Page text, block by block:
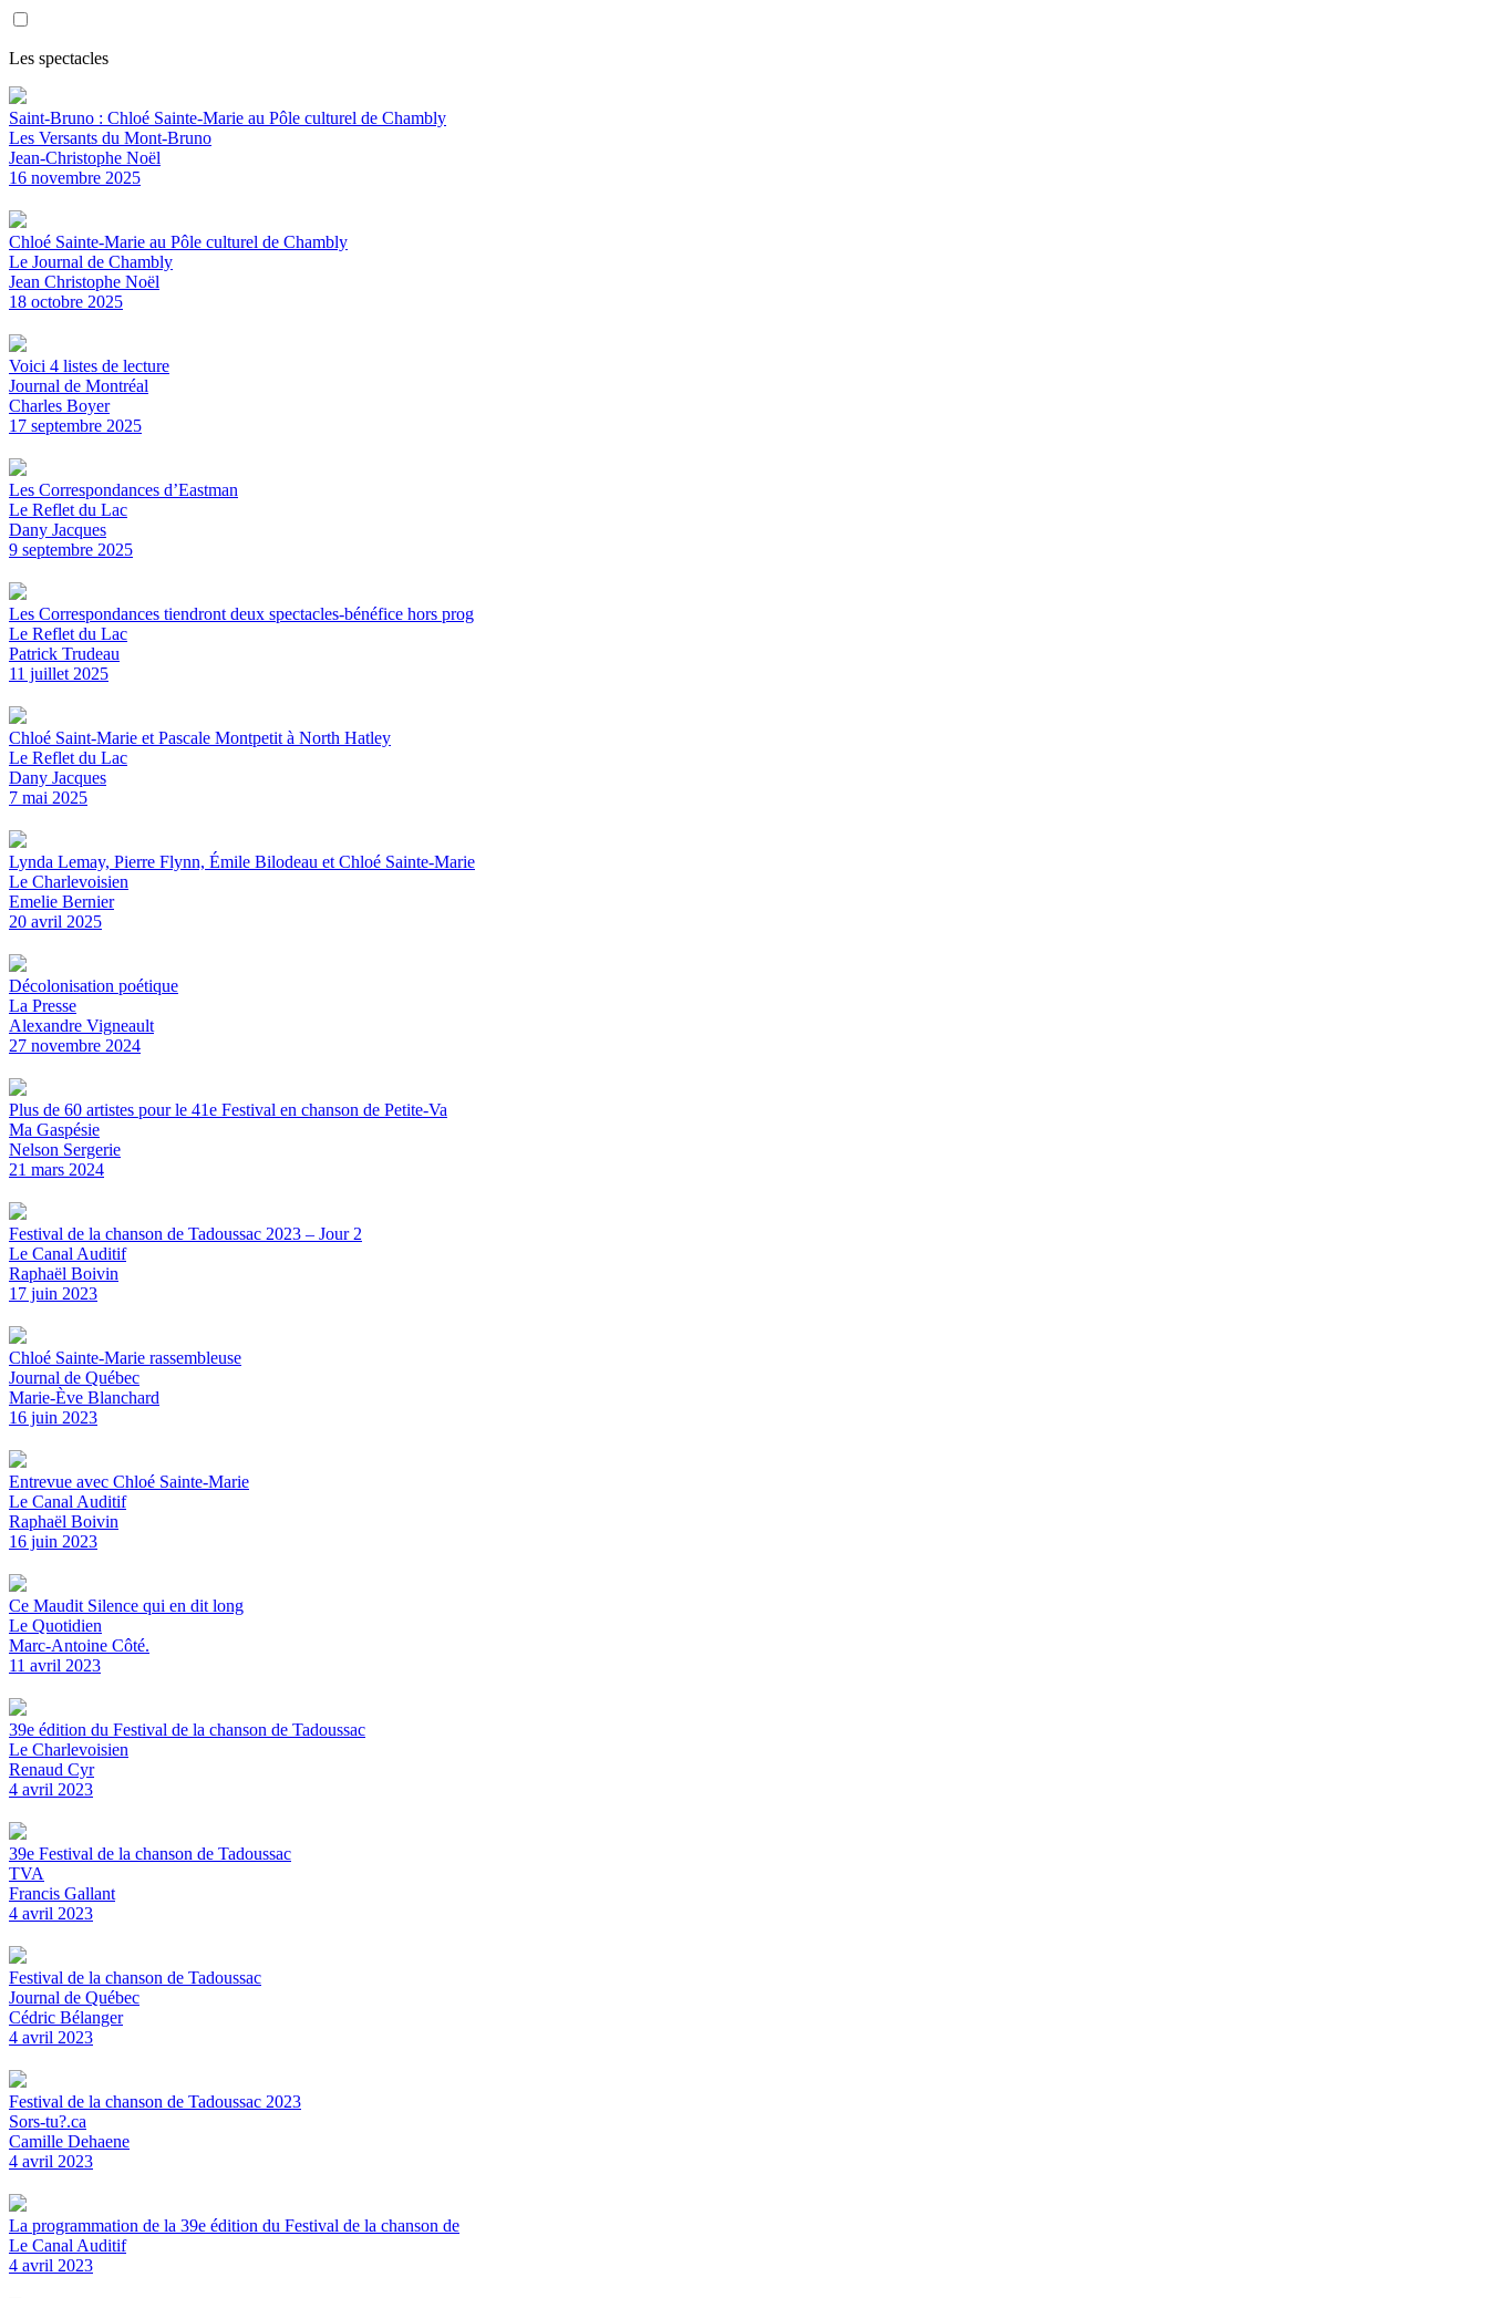
Les spectacles
Saint-Bruno : Chloé Sainte-Marie au Pôle culturel de Chambly
Les Versants du Mont-Bruno
Jean-Christophe Noël
16 novembre 2025
Chloé Sainte-Marie au Pôle culturel de Chambly
Le Journal de Chambly
Jean Christophe Noël
18 octobre 2025
Voici 4 listes de lecture
Journal de Montréal
Charles Boyer
17 septembre 2025
Les Correspondances d’Eastman
Le Reflet du Lac
Dany Jacques
9 septembre 2025
Les Correspondances tiendront deux spectacles-bénéfice hors prog
Le Reflet du Lac
Patrick Trudeau
11 juillet 2025
Chloé Saint-Marie et Pascale Montpetit à North Hatley
Le Reflet du Lac
Dany Jacques
7 mai 2025
Lynda Lemay, Pierre Flynn, Émile Bilodeau et Chloé Sainte-Marie
Le Charlevoisien
Emelie Bernier
20 avril 2025
Décolonisation poétique
La Presse
Alexandre Vigneault
27 novembre 2024
Plus de 60 artistes pour le 41e Festival en chanson de Petite-Va
Ma Gaspésie
Nelson Sergerie
21 mars 2024
Festival de la chanson de Tadoussac 2023 – Jour 2
Le Canal Auditif
Raphaël Boivin
17 juin 2023
Chloé Sainte-Marie rassembleuse
Journal de Québec
Marie-Ève Blanchard
16 juin 2023
Entrevue avec Chloé Sainte-Marie
Le Canal Auditif
Raphaël Boivin
16 juin 2023
Ce Maudit Silence qui en dit long
Le Quotidien
Marc-Antoine Côté.
11 avril 2023
39e édition du Festival de la chanson de Tadoussac
Le Charlevoisien
Renaud Cyr
4 avril 2023
39e Festival de la chanson de Tadoussac
TVA
Francis Gallant
4 avril 2023
Festival de la chanson de Tadoussac
Journal de Québec
Cédric Bélanger
4 avril 2023
Festival de la chanson de Tadoussac 2023
Sors-tu?.ca
Camille Dehaene
4 avril 2023
La programmation de la 39e édition du Festival de la chanson de
Le Canal Auditif
4 avril 2023